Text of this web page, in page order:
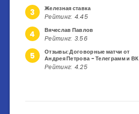
3 Железная ставка
Рейтинг: 4.45
4 Вячеслав Павлов
Рейтинг: 3.56
5
Отзывы: Договорные матчи от
Андрея Петрова - Телеграмм и ВК
Рейтинг: 4.25